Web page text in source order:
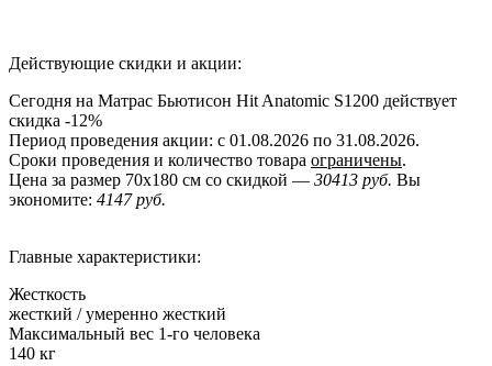
Действующие скидки и акции:
Сегодня на Матрас Бьютисон Hit Anatomic S1200 действует
скидка -12%
Период проведения акции: с 01.08.2026 по 31.08.2026.
Сроки проведения и количество товара ограничены.
Цена за размер 70x180 см со скидкой — 30413 руб. Вы
экономите: 4147 руб.
Главные характеристики:
Жесткость
жесткий / умеренно жесткий
Максимальный вес 1-го человека
140 кг